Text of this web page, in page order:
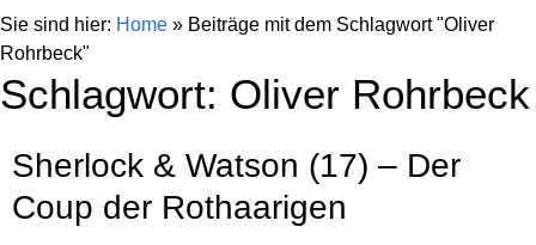
Sie sind hier: Home » Beiträge mit dem Schlagwort "Oliver
Rohrbeck"
Schlagwort: Oliver Rohrbeck
Sherlock & Watson (17) – Der
Coup der Rothaarigen